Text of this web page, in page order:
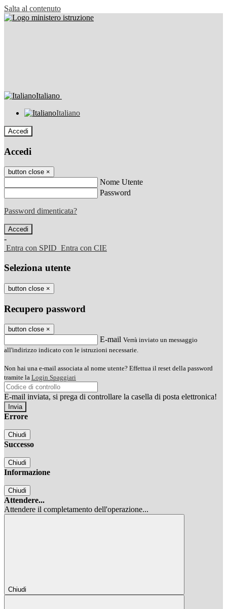
Salta al contenuto
Italiano
Italiano
Accedi
Accedi
button close ×
Nome Utente
Password
Password dimenticata?
-
Entra con SPID Entra con CIE
Seleziona utente
button close ×
Recupero password
button close ×
E-mail Verrà inviato un messaggio
all'indirizzo indicato con le istruzioni necessarie.
Non hai una e-mail associata al nome utente? Effettua il reset della password
tramite la Login Spaggiari
E-mail inviata, si prega di controllare la casella di posta elettronica!
Errore
Chiudi
Successo
Chiudi
Informazione
Chiudi
Attendere...
Attendere il completamento dell'operazione...
Chiudi